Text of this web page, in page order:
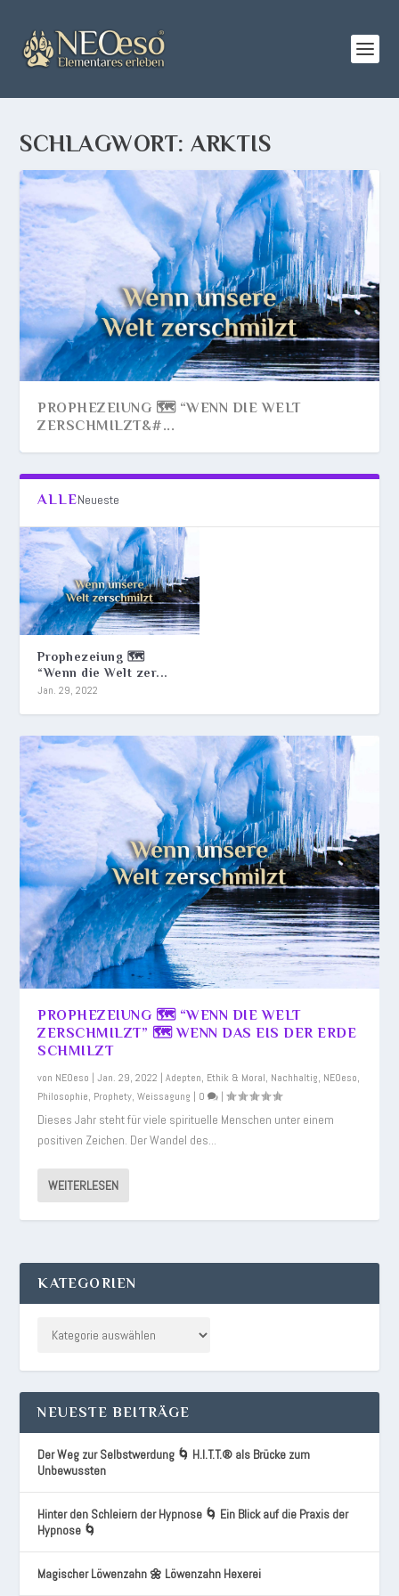
SCHLAGWORT:ARKTIS
PROPHEZEIUNG 🗺️ “WENN DIE WELT
ZERSCHMILZT&#...
ALLENeueste
Prophezeiung 🗺️
“Wenn die Welt zer...
Jan. 29, 2022
PROPHEZEIUNG 🗺️ “WENN DIE WELT
ZERSCHMILZT” 🗺️ WENN DAS EIS DER ERDE
SCHMILZT
von NEOeso |Jan. 29, 2022 |Adepten, Ethik & Moral, Nachhaltig, NEOeso,
Philosophie, Prophety,Weissagung | 0 |
Dieses Jahr steht für viele spirituelle Menschen unter einem
positiven Zeichen. Der Wandel des...
WEITERLESEN
KATEGORIEN
NEUESTE BEITRÄGE
Der Weg zur Selbstwerdung 🌀 H.I.T.T.® als Brücke zum
Unbewussten
Hinter den Schleiern der Hypnose 🌀 Ein Blick auf die Praxis der
Hypnose 🌀
Magischer Löwenzahn 🌼 Löwenzahn Hexerei